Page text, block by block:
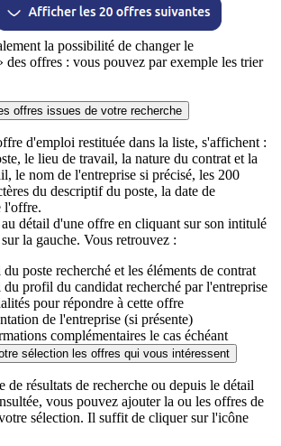
la possibilité de changer le
des offres : vous pouvez par exemple les trier
offres issues de votre recherche
d'emploi restituée dans la liste, s'affichent :
le lieu de travail, la nature du contrat et la
le nom de l'entreprise si précisé, les 200
du descriptif du poste, la date de
l'offre.
au détail d'une offre en cliquant sur son intitulé
la gauche. Vous retrouvez :
poste recherché et les éléments de contrat
du profil du candidat recherché par l'entreprise
pour répondre à cette offre
de l'entreprise (si présente)
complémentaires le cas échéant
sélection les offres qui vous intéressent
de résultats de recherche ou depuis le détail
vous pouvez ajouter la ou les offres de
sélection. Il suffit de cliquer sur l'icône